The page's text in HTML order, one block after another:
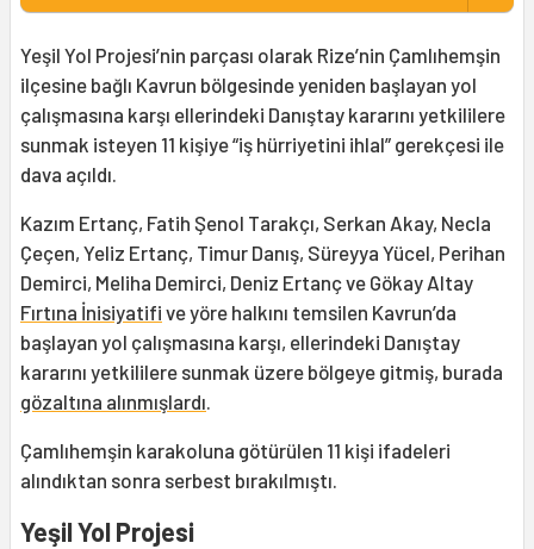
Yeşil Yol Projesi’nin parçası olarak Rize’nin Çamlıhemşin
ilçesine bağlı Kavrun bölgesinde yeniden başlayan yol
çalışmasına karşı ellerindeki Danıştay kararını yetkililere
sunmak isteyen 11 kişiye “iş hürriyetini ihlal” gerekçesi ile
dava açıldı.
Kazım Ertanç, Fatih Şenol Tarakçı, Serkan Akay, Necla
Çeçen, Yeliz Ertanç, Timur Danış, Süreyya Yücel, Perihan
Demirci, Meliha Demirci, Deniz Ertanç ve Gökay Altay
Fırtına İnisiyatifi ve yöre halkını temsilen Kavrun’da
başlayan yol çalışmasına karşı, ellerindeki Danıştay
kararını yetkililere sunmak üzere bölgeye gitmiş, burada
gözaltına alınmışlardı.
Çamlıhemşin karakoluna götürülen 11 kişi ifadeleri
alındıktan sonra serbest bırakılmıştı.
Yeşil Yol Projesi